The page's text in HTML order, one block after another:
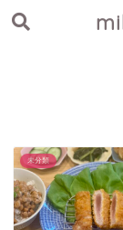
未分類